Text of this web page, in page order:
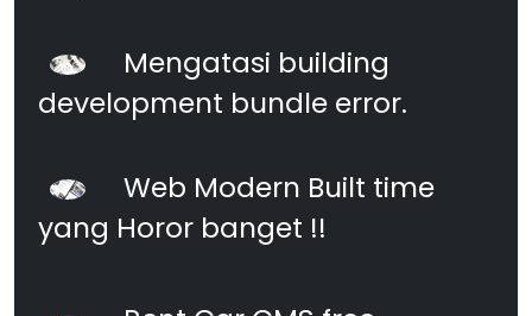
Mengatasi building
development bundle error.
Web Modern Built time
yang Horor banget !!